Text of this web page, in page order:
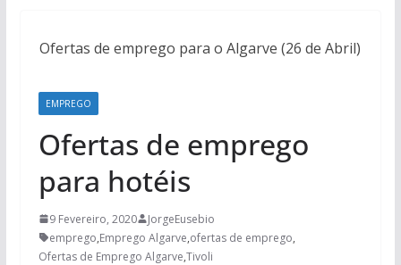
Ofertas de emprego para o Algarve (26 de Abril)
EMPREGO
Ofertas de emprego
para hotéis
9 Fevereiro, 2020
JorgeEusebio
emprego,Emprego Algarve,ofertas de emprego,
Ofertas de Emprego Algarve,Tivoli